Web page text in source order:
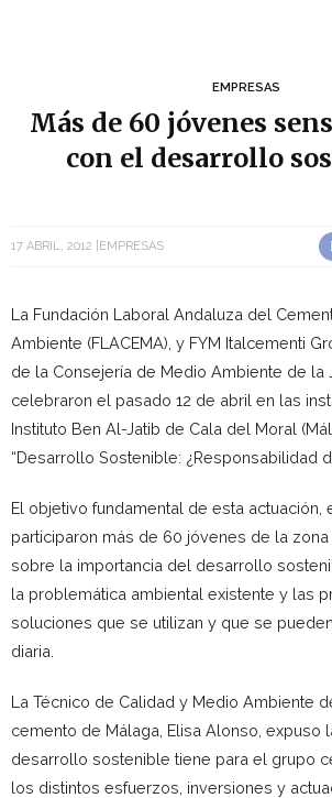
EMPRESAS
Más de 60 jóvenes
con el desarrollo
17 ABRIL, 2012 EMPRESAS
La Fundación Laboral Andaluza del
Ambiente (FLACEMA), y FYM Italcementi
de la Consejería de Medio Ambiente de la
celebraron el pasado 12 de abril en las
Instituto Ben Al-Jatib de Cala del Moral
“Desarrollo Sostenible: ¿Responsabilidad
El objetivo fundamental de esta actuación,
participaron más de 60 jóvenes de la
sobre la importancia del desarrollo
la problemática ambiental existente y las
soluciones que se utilizan y que se
diaria.
La Técnico de Calidad y Medio Ambiente
cemento de Málaga, Elisa Alonso, expuso
desarrollo sostenible tiene para el grupo
los distintos esfuerzos, inversiones y